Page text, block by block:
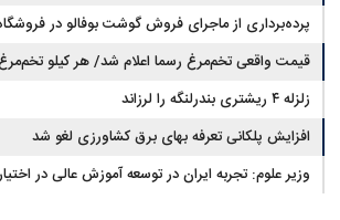
پرده‌برداری از ماجرای فروش گوشت بوفالو در
بوفالو از کجا وارد می‌شود؟/ هر کیلو بوفالو با چه
قیمت واقعی تخم‌مرغ رسما اعلام شد/ هر کیلو
زلزله ۴ ریشتری بندرلنگه را لرزاند
افزایش پلکانی تعرفه بهای برق کشاورزی لغو شد
وزیر علوم: تجربه ایران در توسعه آموزش عالی در